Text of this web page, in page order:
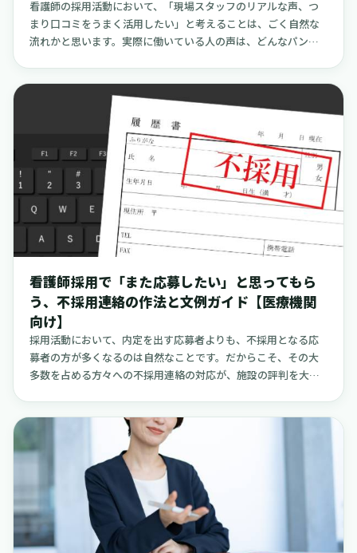
動線」などを、先にお見せするという少し変わったアプローチ
をご紹介します。この目的は、採用の指標となる数字を追いか
けることではなく、応募を検討してくださる方々に、職場への
看護師の採用活動において、「現場スタッフのリアルな声、つ
まり口コミをうまく活用したい」と考えることは、ごく自然な
流れかと思います。実際に働いている人の声は、どんなパンフ
ねてしまったり、意図せずして法令やプラットフォームの規約
に抵触してしまったりする危険性も潜んでいます。特に、依頼
する「タイミング」、お願いする際の「文面」、そして協力へ
の「謝礼」。この三つのバランスが崩れると、せっかくの取り
組みが逆効果になりかねません。この記事では、クリニックや
小規模病院、訪問看護ステーション、介護施設などで実際に行
われている工夫や、公にされている情報を参考にしながら、現
場に負担をかけず、かつ安全に協力してもらえる「口コミ依
頼」の進め方について、丁寧に整理していきます。採用担当者
の方が明日から実践できるような、具体的なヒントをお届けで
看護師採用で「また応募したい」と思ってもら
う、不採用連絡の作法と文例ガイド【医療機関
向け】
採用活動において、内定を出す応募者よりも、不採用となる応
募者の方が多くなるのは自然なことです。だからこそ、その大
多数を占める方々への不採用連絡の対応が、施設の評判を大き
けて、不採用連絡の際に「最低限これだけは守りたい」という
ポイントを、分かりやすく整理したものです。各種の法令やガ
イドラインに触れつつ、特に小規模な病院やクリニック、訪問
看護ステーション、介護施設といった現場でも実践しやすい、
具体的な進め方や文例を紹介します。